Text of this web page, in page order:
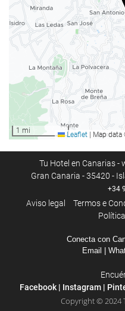
1 mi Leaflet | Map data
Tu Hotel en Canarias
Gran Canaria - 35420 -
+34
Aviso legal Termos e
Conecta con
Email |
Facebook| Instagram|
Copyright © 2024